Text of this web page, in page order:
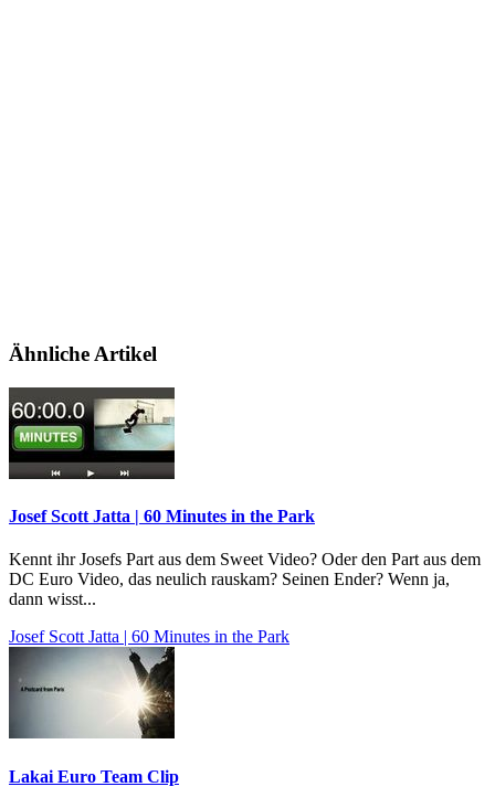
Ähnliche Artikel
Josef Scott Jatta | 60 Minutes in the Park
Kennt ihr Josefs Part aus dem Sweet Video? Oder den Part aus dem
DC Euro Video, das neulich rauskam? Seinen Ender? Wenn ja,
dann wisst...
Josef Scott Jatta | 60 Minutes in the Park
Lakai Euro Team Clip